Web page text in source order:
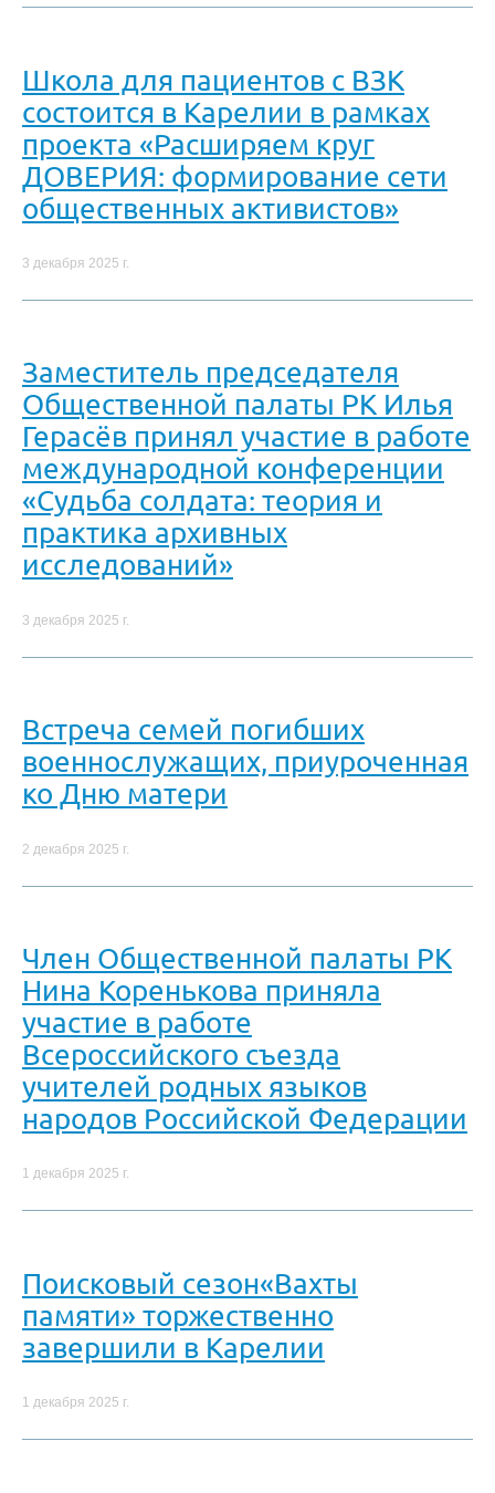
Школа для пациентов с ВЗК
состоится в Карелии в рамках
проекта «Расширяем круг
ДОВЕРИЯ: формирование сети
общественных активистов»
3 декабря 2025 г.
Заместитель председателя
Общественной палаты РК Илья
Герасёв принял участие в работе
международной конференции
«Судьба солдата: теория и
практика архивных
исследований»
3 декабря 2025 г.
Встреча семей погибших
военнослужащих, приуроченная
ко Дню матери
2 декабря 2025 г.
Член Общественной палаты РК
Нина Коренькова приняла
участие в работе
Всероссийского съезда
учителей родных языков
народов Российской Федерации
1 декабря 2025 г.
Поисковый сезон«Вахты
памяти» торжественно
завершили в Карелии
1 декабря 2025 г.